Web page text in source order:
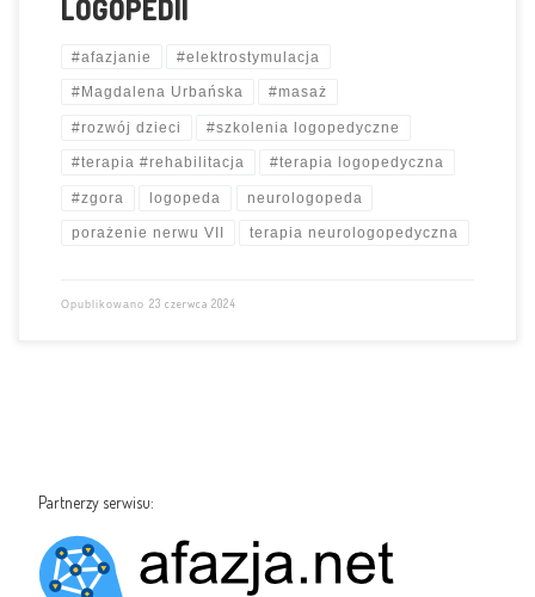
LOGOPEDII
#afazjanie #elektrostymulacja
#Magdalena Urbańska #masaż
#rozwój dzieci #szkolenia logopedyczne
#terapia #rehabilitacja #terapia logopedyczna
#zgora logopeda neurologopeda
porażenie nerwu VII terapia neurologopedyczna
Opublikowano 23 czerwca 2024
Partnerzy serwisu: